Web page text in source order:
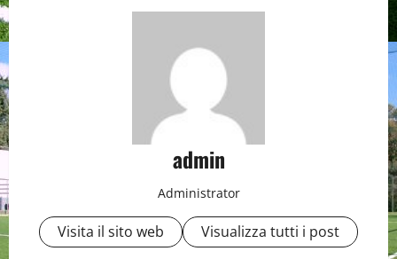
admin
Administrator
Visita il sito web Visualizza tutti i post